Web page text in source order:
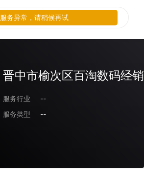
晋中市榆次区百淘数码经
服务行业
--
服务类型
--
服务异常，请稍候再试